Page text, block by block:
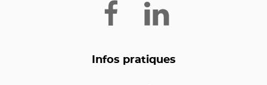
Infos pratiques